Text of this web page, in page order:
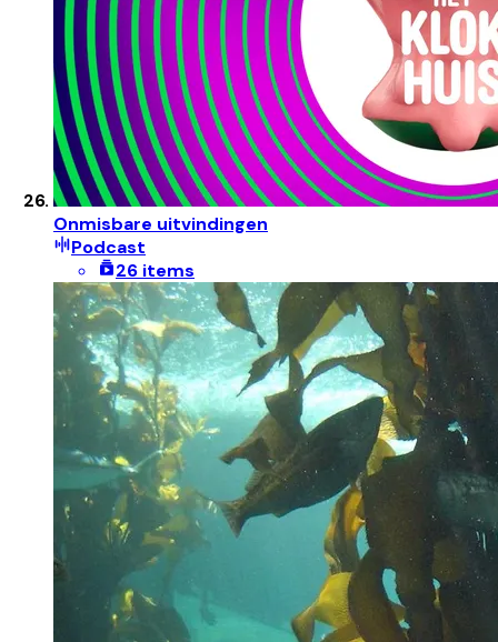
Onmisbare uitvindingen
Podcast
26 items